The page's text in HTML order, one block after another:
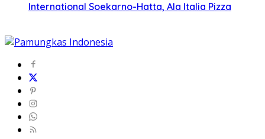
International Soekarno-Hatta, Ala Italia Pizza